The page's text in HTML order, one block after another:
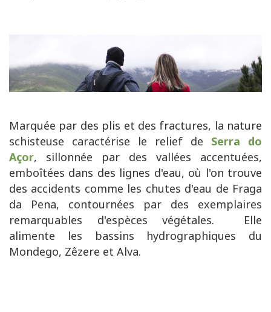
Marquée par des plis et des fractures, la nature
schisteuse caractérise le relief de Serra do
Açor, sillonnée par des vallées accentuées,
emboîtées dans des lignes d'eau, où l'on trouve
des accidents comme les chutes d'eau de Fraga
da Pena, contournées par des exemplaires
remarquables d'espèces végétales. Elle
alimente les bassins hydrographiques du
Mondego, Zêzere et Alva.